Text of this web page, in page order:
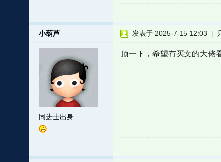
小葫芦
同进士出身
发表于 2025-7-15 12:03 |
顶一下，希望有买文的大佬